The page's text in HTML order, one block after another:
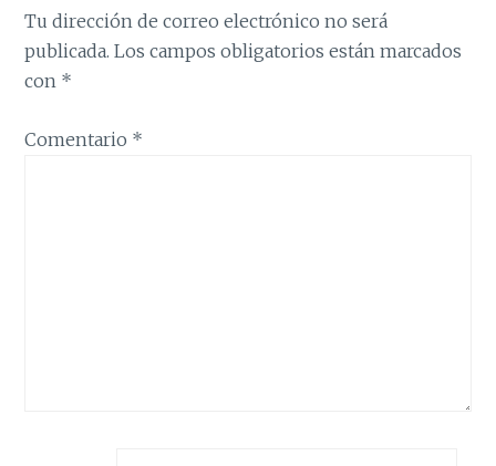
Tu dirección de correo electrónico no será
publicada. Los campos obligatorios están marcados
con *
Comentario *